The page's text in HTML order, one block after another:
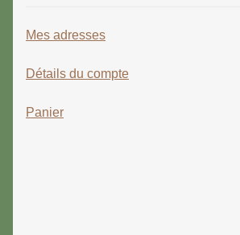
Mes adresses
Détails du compte
Panier